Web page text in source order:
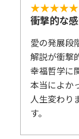
★★★★★
衝撃的な
愛の発展段
解説が衝撃
幸福哲学に
本当によか
人生変わり
す。